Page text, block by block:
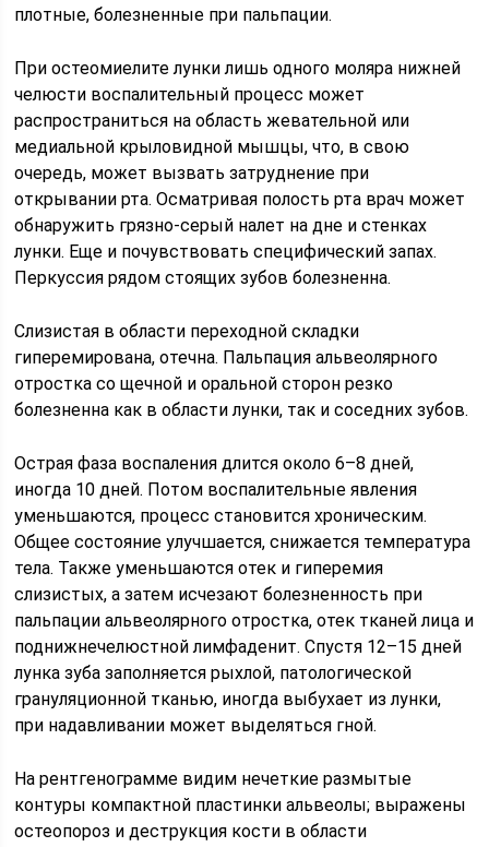
плотные, болезненные при пальпации.
При остеомиелите лунки лишь одного моляра нижней
челюсти воспалительный процесс может
распространиться на область жевательной или
медиальной крыловидной мышцы, что, в свою
очередь, может вызвать затруднение при
открывании рта. Осматривая полость рта врач может
обнаружить грязно-серый налет на дне и стенках
лунки. Еще и почувствовать специфический запах.
Перкуссия рядом стоящих зубов болезненна.
Слизистая в области переходной складки
гиперемирована, отечна. Пальпация альвеолярного
отростка со щечной и оральной сторон резко
болезненна как в области лунки, так и соседних зубов.
Острая фаза воспаления длится около 6–8 дней,
иногда 10 дней. Потом воспалительные явления
уменьшаются, процесс становится хроническим.
Общее состояние улучшается, снижается температура
тела. Также уменьшаются отек и гиперемия
слизистых, а затем исчезают болезненность при
пальпации альвеолярного отростка, отек тканей лица и
поднижнечелюстной лимфаденит. Спустя 12–15 дней
лунка зуба заполняется рыхлой, патологической
грануляционной тканью, иногда выбухает из лунки,
при надавливании может выделяться гной.
На рентгенограмме видим нечеткие размытые
контуры компактной пластинки альвеолы; выражены
остеопороз и деструкция кости в области